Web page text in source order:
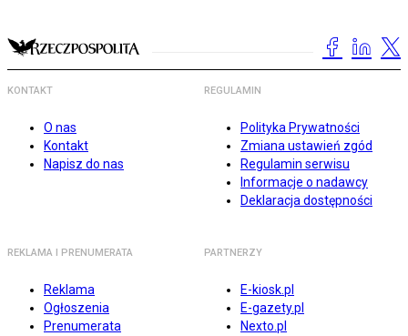
KONTAKT
O nas
Kontakt
Napisz do nas
REGULAMIN
Polityka Prywatności
Zmiana ustawień zgód
Regulamin serwisu
Informacje o nadawcy
Deklaracja dostępności
REKLAMA I PRENUMERATA
Reklama
Ogłoszenia
Prenumerata
PARTNERZY
E-kiosk.pl
E-gazety.pl
Nexto.pl